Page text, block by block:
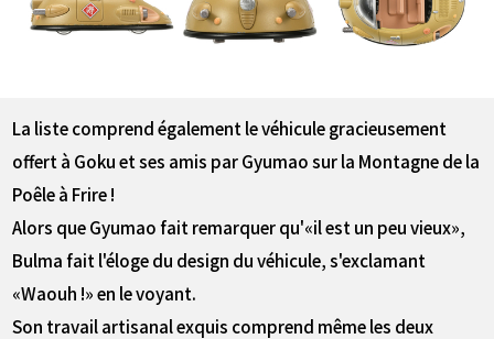
La liste comprend également le véhicule gracieusement
offert à Goku et ses amis par Gyumao sur la Montagne de la
Poêle à Frire !
Alors que Gyumao fait remarquer qu'«il est un peu vieux»,
Bulma fait l'éloge du design du véhicule, s'exclamant
«Waouh !» en le voyant.
Son travail artisanal exquis comprend même les deux